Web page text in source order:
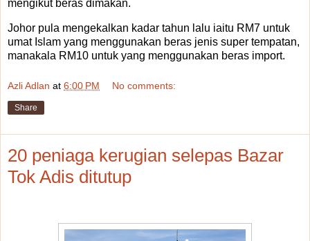
mengikut beras dimakan.
Johor pula mengekalkan kadar tahun lalu iaitu RM7 untuk
umat Islam yang menggunakan beras jenis super tempatan,
manakala RM10 untuk yang menggunakan beras import.
Azli Adlan at 6:00 PM No comments:
Share
20 peniaga kerugian selepas Bazar
Tok Adis ditutup